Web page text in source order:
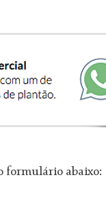
formulário abaixo: